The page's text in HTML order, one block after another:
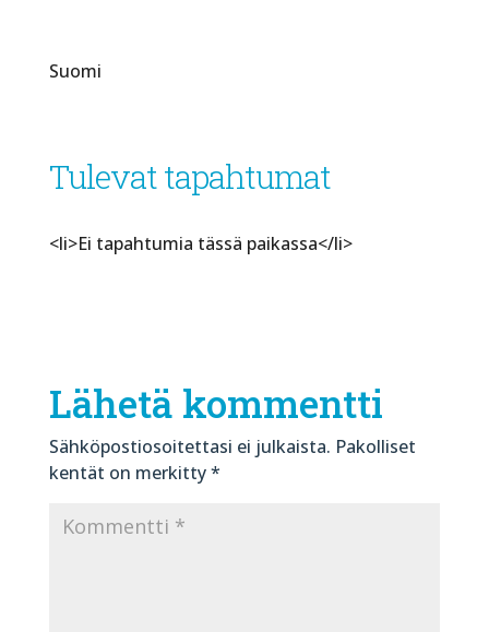
Suomi
Tulevat tapahtumat
<li>Ei tapahtumia tässä paikassa</li>
Lähetä kommentti
Sähköpostiosoitettasi ei julkaista. Pakolliset
kentät on merkitty*